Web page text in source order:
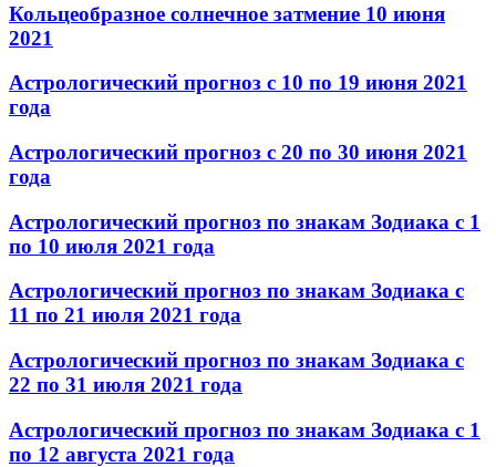
Кольцеобразное солнечное затмение 10 июня
2021
Астрологический прогноз с 10 по 19 июня 2021
года
Астрологический прогноз с 20 по 30 июня 2021
года
Астрологический прогноз по знакам Зодиака с 1
по 10 июля 2021 года
Астрологический прогноз по знакам Зодиака с
11 по 21 июля 2021 года
Астрологический прогноз по знакам Зодиака с
22 по 31 июля 2021 года
Астрологический прогноз по знакам Зодиака с 1
по 12 августа 2021 года